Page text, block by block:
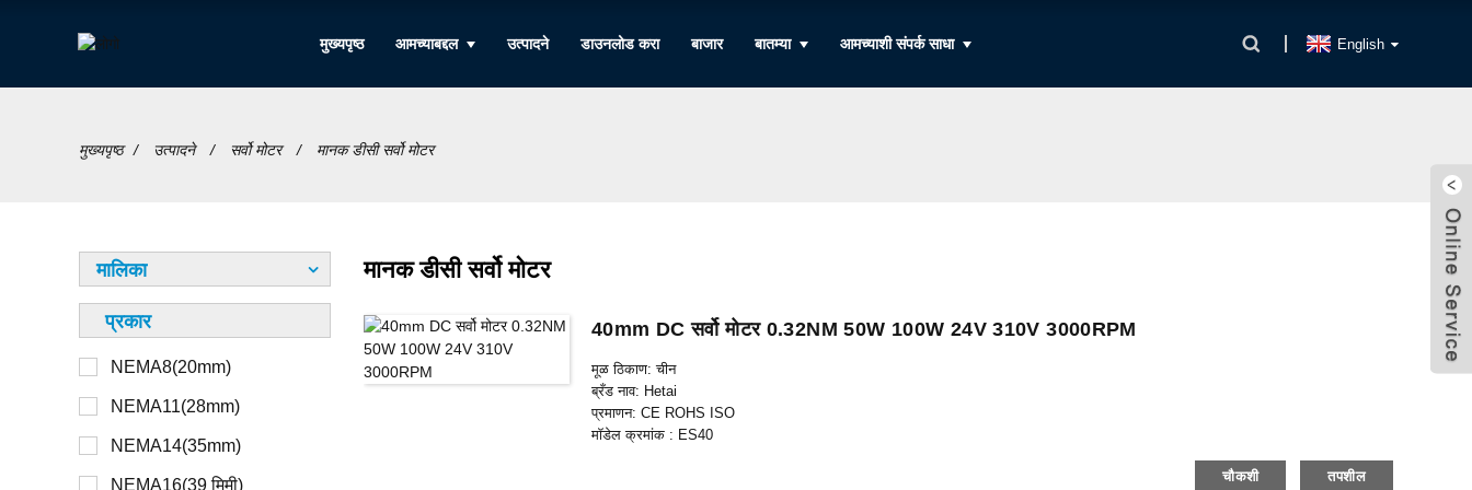
मुख्यपृष्ठ आमच्याबद्दल उत्पादने डाउनलोड करा बाजार बातम्या आमच्याशी संपर्क साधा English
मुख्यपृष्ठ उत्पादने सर्वो मोटर मानक डीसी सर्वो मोटर
मालिका
प्रकार
NEMA8(20mm)
NEMA11(28mm)
NEMA14(35mm)
NEMA16(39 मिमी)
12V
24V
36V
48V
नॉन कॅप्टिव्ह
बंदिवान
बाह्य
मानक डीसी सर्वो मोटर
40mm DC सर्वो मोटर 0.32NM 50W 100W 24V 310V 3000RPM
मूळ ठिकाण: चीन
ब्रँड नाव: Hetai
प्रमाणन: CE ROHS ISO
मॉडेल क्रमांक : ES40
चौकशी तपशील